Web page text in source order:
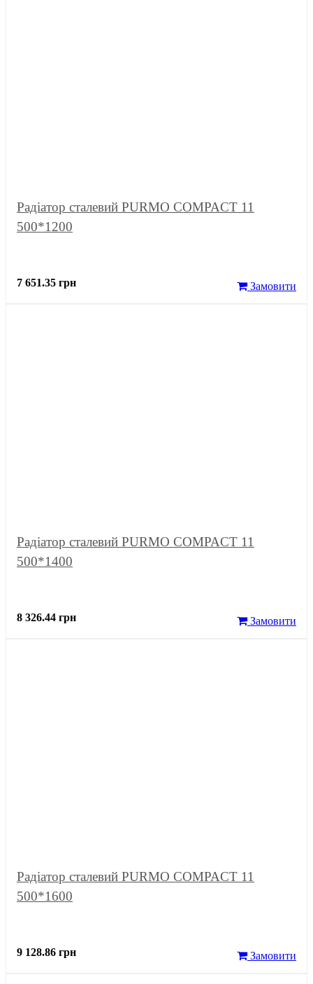
Радіатор сталевий PURMO COMPACT 11
500*1200
7 651.35 грн Замовити
Радіатор сталевий PURMO COMPACT 11
500*1400
8 326.44 грн Замовити
Радіатор сталевий PURMO COMPACT 11
500*1600
9 128.86 грн Замовити